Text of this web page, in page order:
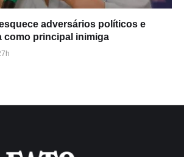
adversários políticos e
como principal inimiga